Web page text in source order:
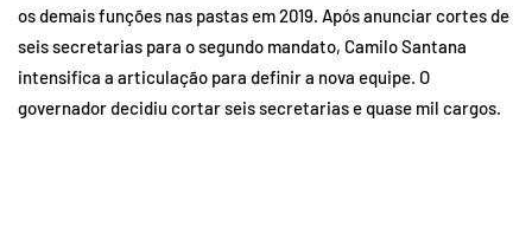
os demais funções nas pastas em 2019. Após anunciar cortes de
seis secretarias para o segundo mandato, Camilo Santana
intensifica a articulação para definir a nova equipe. O
governador decidiu cortar seis secretarias e quase mil cargos.